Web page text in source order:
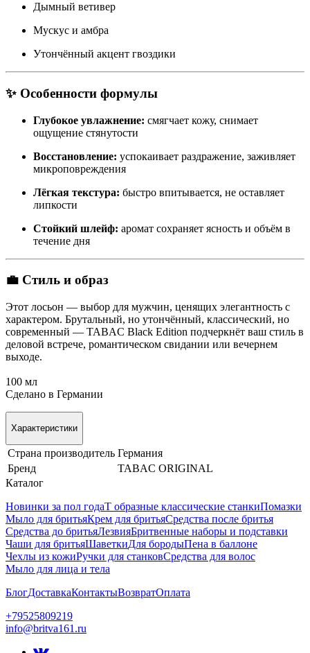
Дымный ветивер
Мускус и амбра
Утончённый акцент гвоздики
✨ Особенности формулы
Глубокое увлажнение: смягчает кожу, снимает
ощущение стянутости
Восстановление: успокаивает раздражение, заживляет
микроповреждения
Лёгкая текстура: быстро впитывается, не оставляет
липкости
Стойкий шлейф: аромат сохраняет ясность и объём в
течение дня
💼 Стиль и образ
Этот лосьон — выбор для мужчин, ценящих элегантность с
характером. Брутальный, но утончённый, классический, но
современный — TABAC Black Edition подчеркнёт ваш стиль в
деловой встрече, романтическом свидании или вечернем
выходе.
100 мл
Сделано в Германии
Характеристики
Страна производитель Германия
Бренд
TABAC ORIGINAL
Каталог
Новинки за пол годаТ образные классические станкиПомазки
Мыло для бритьяКрем для бритьяСредства после бритья
Средства до бритьяЛезвияБритвенные наборы и подставки
Чаши для бритьяШаветкиДля бородыПена в баллоне
Чехлы из кожиРучки для станковСредства для волос
Мыло для лица и тела
БлогДоставкаКонтактыВозвратОплата
+79525809219
info@britva161.ru